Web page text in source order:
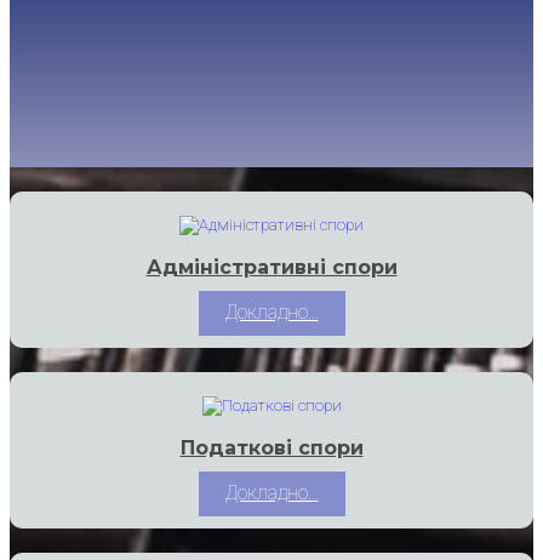
Адміністративні спори
Докладно...
Податкові спори
Докладно...